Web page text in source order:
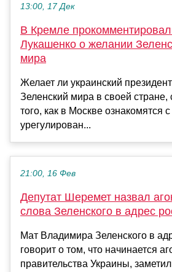
13:00, 17 Дек
В Кремле
Лукашенко о желании
мира
Желает ли украинский
Зеленский мира в своей стране,
того, как в Москве ознакомятся
урегулирован...
21:00, 16 Фев
Депутат Шеремет назвал
слова Зеленского в адрес
Мат Владимира Зеленского в
говорит о том, что начинается
правительства Украины,